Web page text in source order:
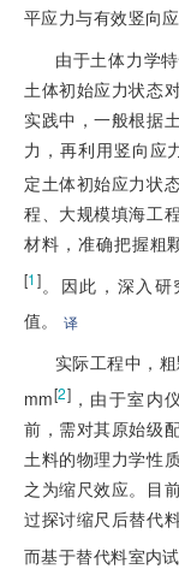
平应力与有效竖向
由于土体力学
土体初始应力状态
实践中，一般根据
力，再利用竖向应
定土体初始应力状
程、大规模填海工
材料，准确把握粗
[1]。因此，深入研
值。译
实际工程中，
mm[2] ，由于室内
前，需对其原始级
土料的物理力学性
之为缩尺效应。目
过探讨缩尺后替代
而基于替代料室内